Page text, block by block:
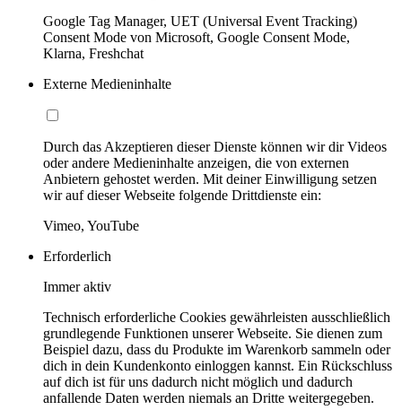
Google Tag Manager, UET (Universal Event Tracking)
Consent Mode von Microsoft, Google Consent Mode,
Klarna, Freshchat
Externe Medieninhalte
Durch das Akzeptieren dieser Dienste können wir dir Videos
oder andere Medieninhalte anzeigen, die von externen
Anbietern gehostet werden. Mit deiner Einwilligung setzen
wir auf dieser Webseite folgende Drittdienste ein:
Vimeo, YouTube
Erforderlich
Immer aktiv
Technisch erforderliche Cookies gewährleisten ausschließlich
grundlegende Funktionen unserer Webseite. Sie dienen zum
Beispiel dazu, dass du Produkte im Warenkorb sammeln oder
dich in dein Kundenkonto einloggen kannst. Ein Rückschluss
auf dich ist für uns dadurch nicht möglich und dadurch
anfallende Daten werden niemals an Dritte weitergegeben.